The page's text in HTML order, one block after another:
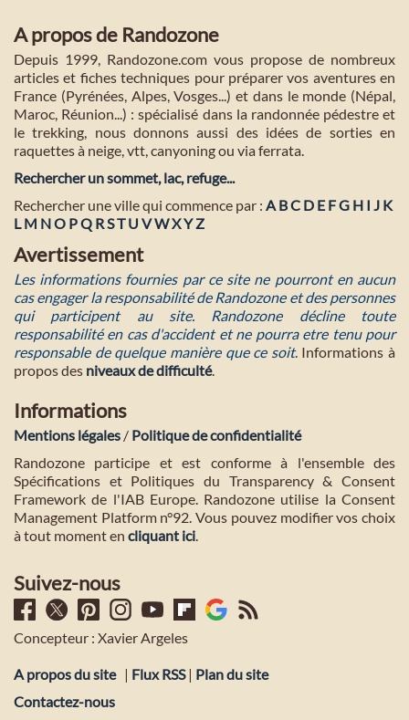
A propos de Randozone
Depuis 1999, Randozone.com vous propose de nombreux
articles et fiches techniques pour préparer vos aventures en
France (Pyrénées, Alpes, Vosges...) et dans le monde (Népal,
Maroc, Réunion...) : spécialisé dans la randonnée pédestre et
le trekking, nous donnons aussi des idées de sorties en
raquettes à neige, vtt, canyoning ou via ferrata.
Rechercher un sommet, lac, refuge...
Rechercher une ville qui commence par : A BC D E FG H I J K
L M NO PQ RST U VWXYZ
Avertissement
Les informations fournies par ce site ne pourront en aucun
cas engager la responsabilité de Randozone et des personnes
qui participent au site. Randozone décline toute
responsabilité en cas d'accident et ne pourra etre tenu pour
responsable de quelque manière que ce soit. Informations à
propos des niveaux de difficulté.
Informations
Mentions légales / Politique de confidentialité
Randozone participe et est conforme à l'ensemble des
Spécifications et Politiques du Transparency & Consent
Framework de l'IAB Europe. Randozone utilise la Consent
Management Platform n°92. Vous pouvez modifier vos choix
à tout moment en cliquant ici.
Suivez-nous
Concepteur : Xavier Argeles
A propos du site | Flux RSS| Plan du site
Contactez-nous